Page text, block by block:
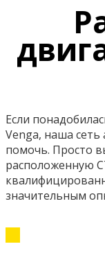
Если
Venga, наша сеть
помочь. Просто
расположенную
значительным